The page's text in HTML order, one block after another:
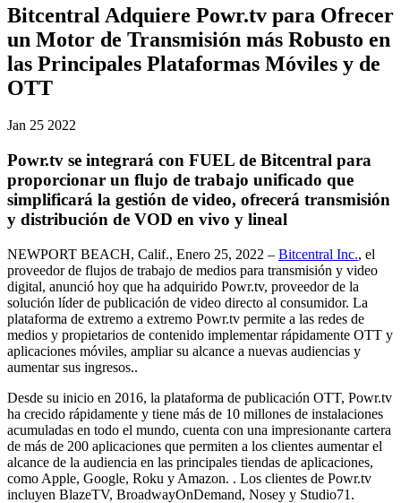
Bitcentral Adquiere Powr.tv para Ofrecer
un Motor de Transmisión más Robusto en
las Principales Plataformas Móviles y de
OTT
Jan 25 2022
Powr.tv se integrará con FUEL de Bitcentral para
proporcionar un flujo de trabajo unificado que
simplificará la gestión de video, ofrecerá transmisión
y distribución de VOD en vivo y lineal
NEWPORT BEACH, Calif., Enero 25, 2022 – Bitcentral Inc., el
proveedor de flujos de trabajo de medios para transmisión y video
digital, anunció hoy que ha adquirido Powr.tv, proveedor de la
solución líder de publicación de video directo al consumidor. La
plataforma de extremo a extremo Powr.tv permite a las redes de
medios y propietarios de contenido implementar rápidamente OTT y
aplicaciones móviles, ampliar su alcance a nuevas audiencias y
aumentar sus ingresos..
Desde su inicio en 2016, la plataforma de publicación OTT, Powr.tv
ha crecido rápidamente y tiene más de 10 millones de instalaciones
acumuladas en todo el mundo, cuenta con una impresionante cartera
de más de 200 aplicaciones que permiten a los clientes aumentar el
alcance de la audiencia en las principales tiendas de aplicaciones,
como Apple, Google, Roku y Amazon. . Los clientes de Powr.tv
incluyen BlazeTV, BroadwayOnDemand, Nosey y Studio71.